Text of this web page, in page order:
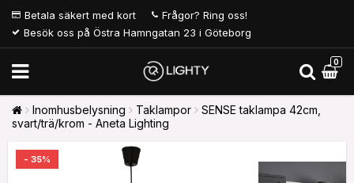
Betala säkert med kort
Frågor? Ring oss!
Besök oss på Östra Hamngatan 23 i Göteborg
0
Inomhusbelysning Taklampor
SENSE taklampa 42cm,
svart/trä/krom - Aneta Lighting
- 35%